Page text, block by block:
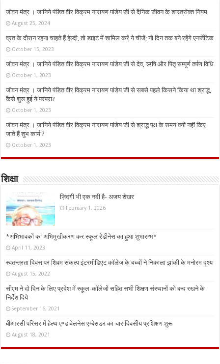
जीवन मंत्र । जानिये पंडित वीर विक्रम नारायण पांडेय जी से दैनिक जीवन के शास्त्रोक्त नियम
August 25, 2024
व्रत के दौरान रहना चाहते हैं हेल्दी, तो डाइट में शामिल करें ये चीजें; नौ दिन तक बने रहेंगे एनर्जेटिक
October 15, 2023
जीवन मंत्र । जानिये पंडित वीर विक्रम नारायण पांडेय जी से देव, ऋषि और पितृ सम्पूर्ण तर्पण विधि
October 1, 2023
जीवन मंत्र । जानिये पंडित वीर विक्रम नारायण पांडेय जी से सबसे पहले किसने किया था श्राद्ध,
कैसे शुरू हुई ये परंपरा?
October 1, 2023
जीवन मंत्र । जानिये पंडित वीर विक्रम नारायण पांडेय जी से श्राद्ध पक्ष के समय क्यों नहीं किए
जाते हैं शुभ कार्य ?
October 1, 2023
शिक्षा
ज़िंदगी भी एक नदी है- अजय शेखर
February 1, 2026
*अभिभावकों का अभिमुखीकरण कर स्कूल रेडीनेस का हुआ शुभारम्भ*
April 11, 2023
स्वतन्त्रता दिवस पर शिवम संकल्प इंटरमीडिएट कॉलेज के बच्चों ने निकाला झांकी के मनोरम दृश्य
August 15, 2022
सीएम ने दो दिन के लिए प्रदेश में स्कूल-कॉलेजों सहित सभी शिक्षण संस्थानों को बन्द रखने के
निर्देश दिये
September 16, 2021
बीआरसी परिसर में हेल्थ एण्ड वेलनेस एम्बेसडर का चार दिवसीय प्रशिक्षण शुरू
August 18, 2021